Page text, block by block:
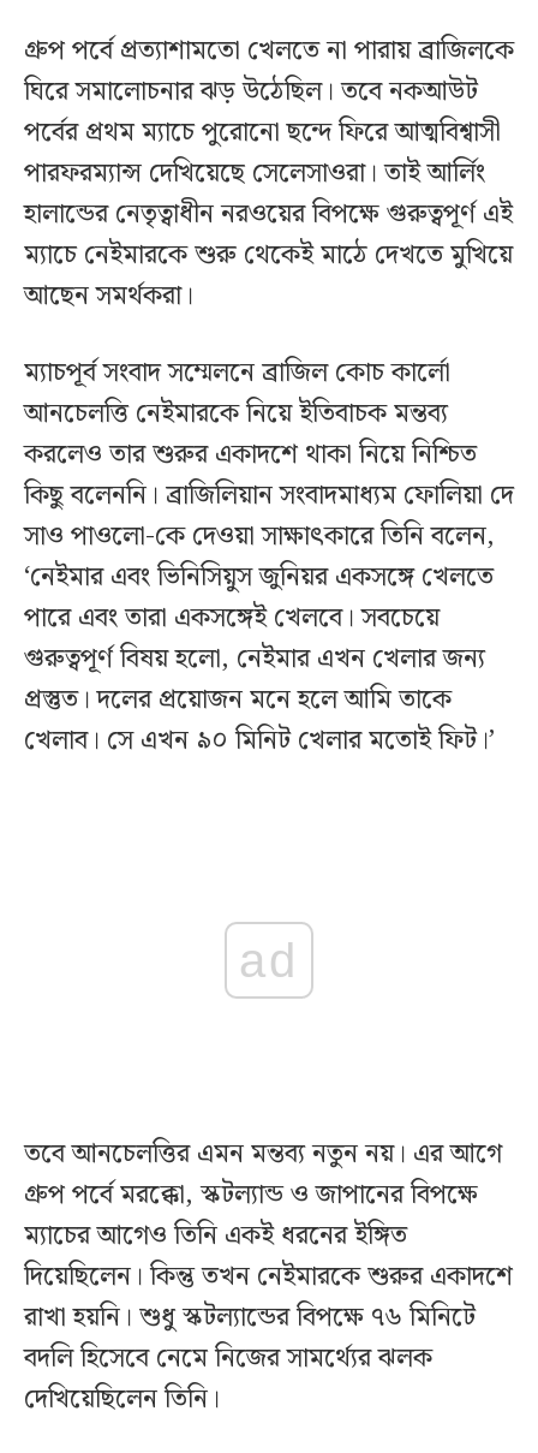
গ্রুপ পর্বে প্রত্যাশামতো খেলতে না পারায় ব্রাজিলকে
ঘিরে সমালোচনার ঝড় উঠেছিল। তবে নকআউট
পর্বের প্রথম ম্যাচে পুরোনো ছন্দে ফিরে আত্মবিশ্বাসী
পারফরম্যান্স দেখিয়েছে সেলেসাওরা। তাই আর্লিং
হালান্ডের নেতৃত্বাধীন নরওয়ের বিপক্ষে গুরুত্বপূর্ণ এই
ম্যাচে নেইমারকে শুরু থেকেই মাঠে দেখতে মুখিয়ে
আছেন সমর্থকরা।
ম্যাচপূর্ব সংবাদ সম্মেলনে ব্রাজিল কোচ কার্লো
আনচেলত্তি নেইমারকে নিয়ে ইতিবাচক মন্তব্য
করলেও তার শুরুর একাদশে থাকা নিয়ে নিশ্চিত
কিছু বলেননি। ব্রাজিলিয়ান সংবাদমাধ্যম ফোলিয়া দে
সাও পাওলো-কে দেওয়া সাক্ষাৎকারে তিনি বলেন,
‘নেইমার এবং ভিনিসিয়ুস জুনিয়র একসঙ্গে খেলতে
পারে এবং তারা একসঙ্গেই খেলবে। সবচেয়ে
গুরুত্বপূর্ণ বিষয় হলো, নেইমার এখন খেলার জন্য
প্রস্তুত। দলের প্রয়োজন মনে হলে আমি তাকে
খেলাব। সে এখন ৯০ মিনিট খেলার মতোই ফিট।’
ad
তবে আনচেলত্তির এমন মন্তব্য নতুন নয়। এর আগে
গ্রুপ পর্বে মরক্কো, স্কটল্যান্ড ও জাপানের বিপক্ষে
ম্যাচের আগেও তিনি একই ধরনের ইঙ্গিত
দিয়েছিলেন। কিন্তু তখন নেইমারকে শুরুর একাদশে
রাখা হয়নি। শুধু স্কটল্যান্ডের বিপক্ষে ৭৬ মিনিটে
বদলি হিসেবে নেমে নিজের সামর্থ্যের ঝলক
দেখিয়েছিলেন তিনি।